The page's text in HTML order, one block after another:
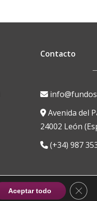
Contacto
Avenida del
24002 León
(+34) 987
Aceptar todo